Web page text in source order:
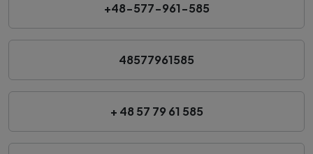
+48-577-961-585
48577961585
+ 48 57 79 61 585